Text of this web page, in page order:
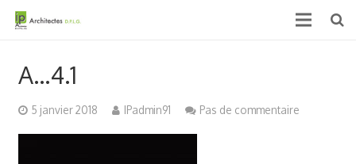
A…4.1
5 janvier 2018 IPadmin91 Pas de commentaire